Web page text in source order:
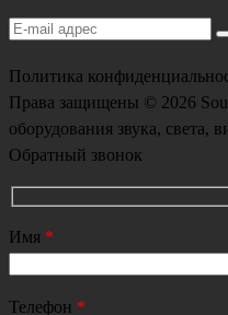
Политика
Права защищены © 2026
оборудования звука, света,
Обратный звонок
Имя *
Телефон *